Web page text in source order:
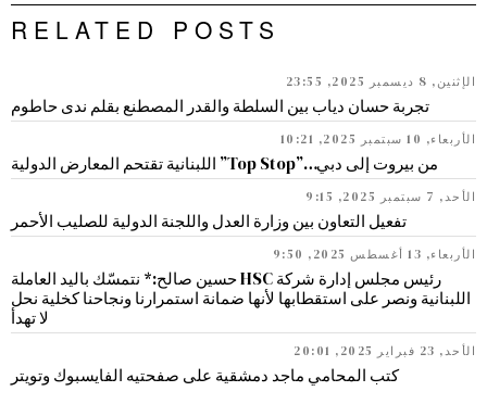
RELATED POSTS
الإثنين, 8 ديسمبر 2025, 23:55
تجربة حسان دياب بين السلطة والقدر المصطنع بقلم ندى حاطوم
الأربعاء, 10 سبتمبر 2025, 10:21
من بيروت إلى دبي…”Top Stop” اللبنانية تقتحم المعارض الدولية
الأحد, 7 سبتمبر 2025, 9:15
تفعيل التعاون بين وزارة العدل واللجنة الدولية للصليب الأحمر
الأربعاء, 13 أغسطس 2025, 9:50
رئيس مجلس إدارة شركة HSC حسين صالح:* نتمسّك باليد العاملة
اللبنانية ونصر على استقطابها لأنها ضمانة استمرارنا ونجاحنا كخلية نحل
لا تهدأ
الأحد, 23 فبراير 2025, 20:01
كتب المحامي ماجد دمشقية على صفحتيه الفايسبوك وتويتر